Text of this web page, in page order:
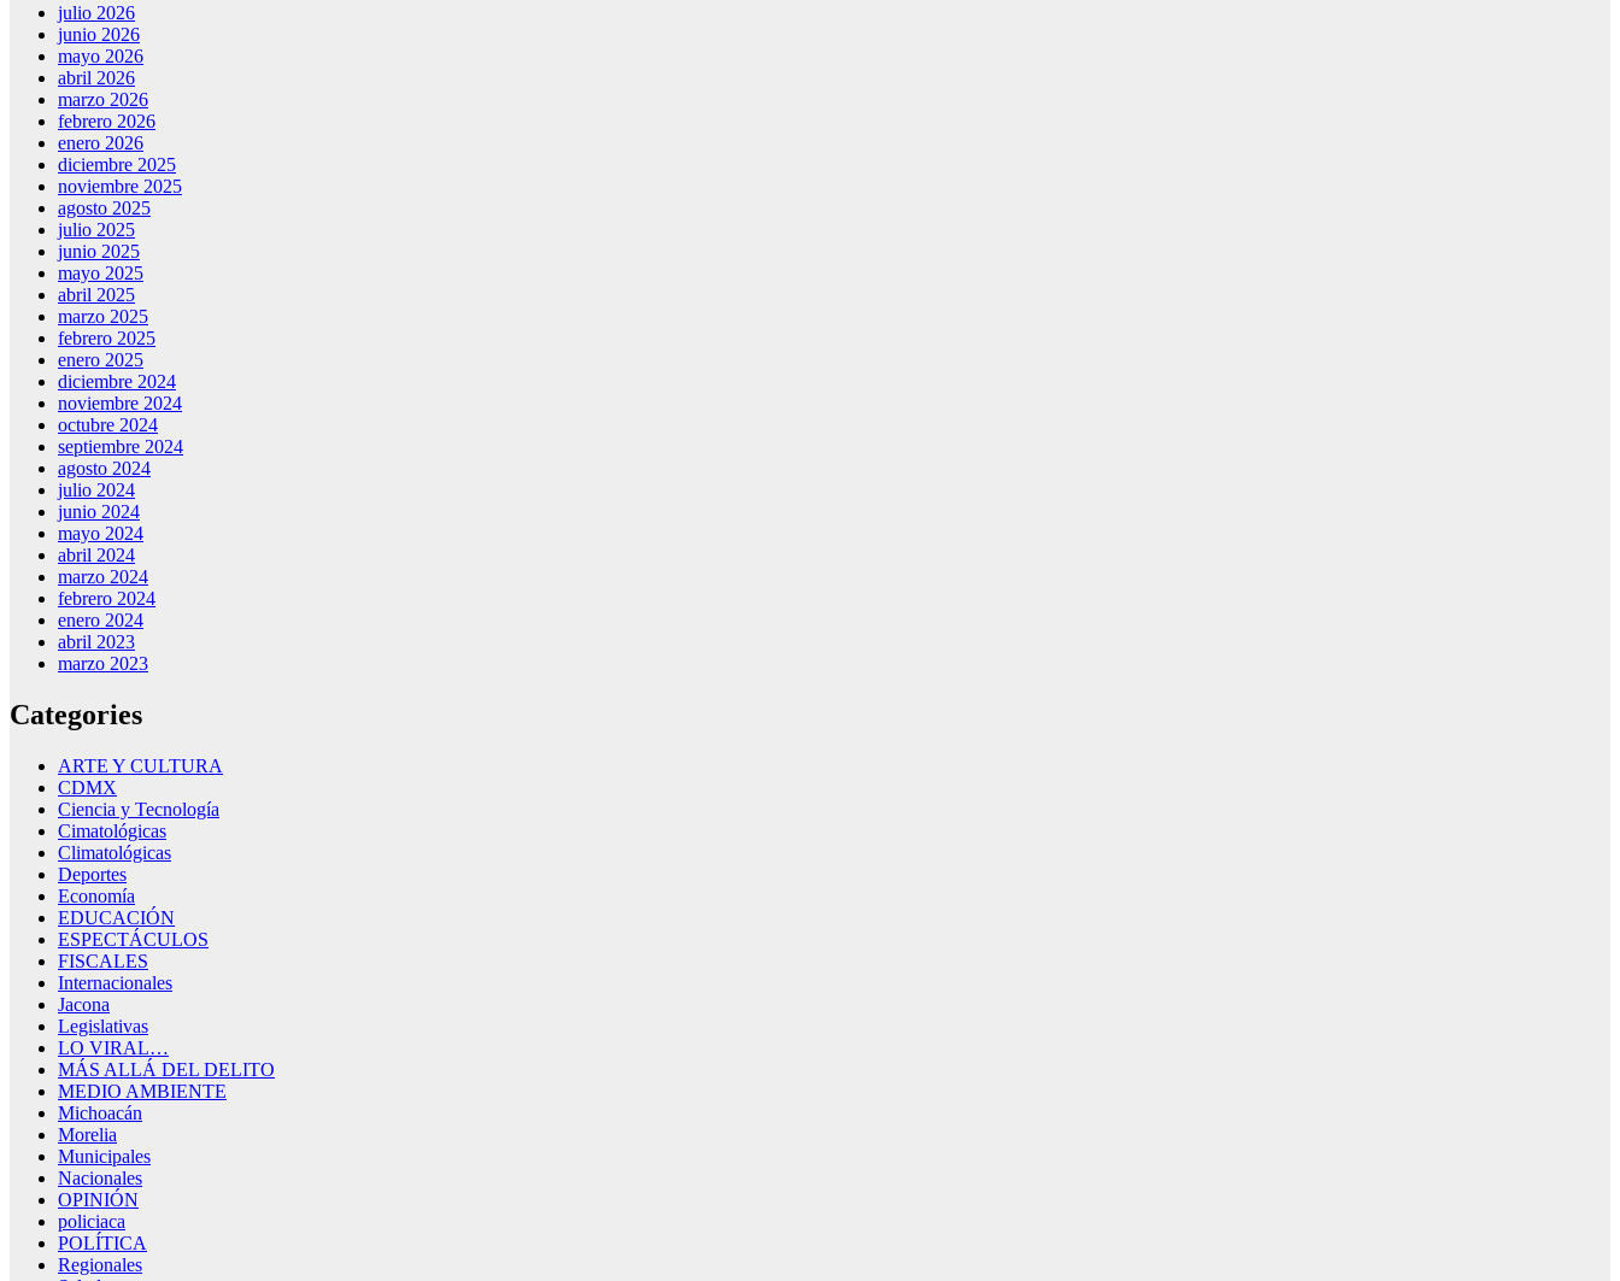
julio 2026
junio 2026
mayo 2026
abril 2026
marzo 2026
febrero 2026
enero 2026
diciembre 2025
noviembre 2025
agosto 2025
julio 2025
junio 2025
mayo 2025
abril 2025
marzo 2025
febrero 2025
enero 2025
diciembre 2024
noviembre 2024
octubre 2024
septiembre 2024
agosto 2024
julio 2024
junio 2024
mayo 2024
abril 2024
marzo 2024
febrero 2024
enero 2024
abril 2023
marzo 2023
Categories
ARTE Y CULTURA
CDMX
Ciencia y Tecnología
Cimatológicas
Climatológicas
Deportes
Economía
EDUCACIÓN
ESPECTÁCULOS
FISCALES
Internacionales
Jacona
Legislativas
LO VIRAL…
MÁS ALLÁ DEL DELITO
MEDIO AMBIENTE
Michoacán
Morelia
Municipales
Nacionales
OPINIÓN
policiaca
POLÍTICA
Regionales